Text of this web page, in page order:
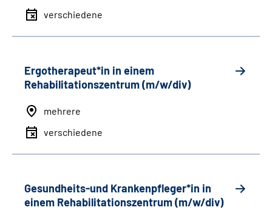
verschiedene
Ergotherapeut*in in einem
Rehabilitationszentrum (m/w/div)
mehrere
verschiedene
Gesundheits-und Krankenpfleger*in in
einem Rehabilitationszentrum (m/w/div)